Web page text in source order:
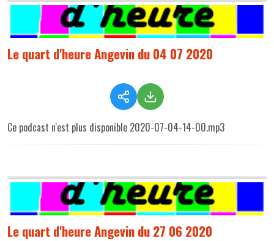
Le quart d'heure Angevin du 04 07 2020
Ce podcast n'est plus disponible 2020-07-04-14-00.mp3
Le quart d'heure Angevin du 27 06 2020